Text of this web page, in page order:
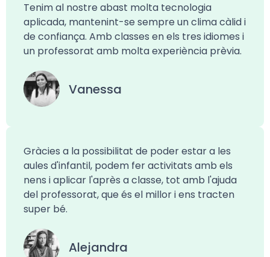
Tenim al nostre abast molta tecnologia
aplicada, mantenint-se sempre un clima càlid i
de confiança. Amb classes en els tres idiomes i
un professorat amb molta experiència prèvia.
Vanessa
Gràcies a la possibilitat de poder estar a les
aules d'infantil, podem fer activitats amb els
nens i aplicar l'après a classe, tot amb l'ajuda
del professorat, que és el millor i ens tracten
super bé.
Alejandra